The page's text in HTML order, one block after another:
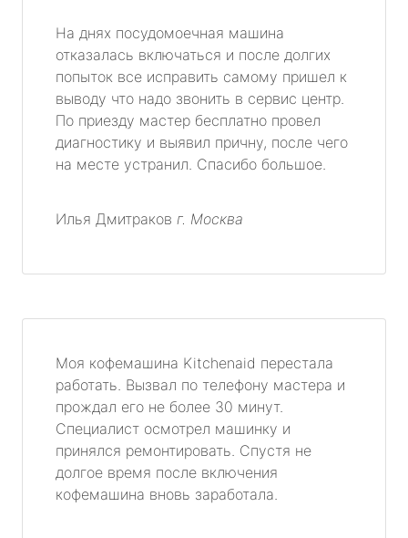
На днях посудомоечная машина
отказалась включаться и после долгих
попыток все исправить самому пришел к
выводу что надо звонить в сервис центр.
По приезду мастер бесплатно провел
диагностику и выявил причну, после чего
на месте устранил. Спасибо большое.
Илья Дмитраков г. Москва
Моя кофемашина Kitchenaid перестала
работать. Вызвал по телефону мастера и
прождал его не более 30 минут.
Специалист осмотрел машинку и
принялся ремонтировать. Спустя не
долгое время после включения
кофемашина вновь заработала.